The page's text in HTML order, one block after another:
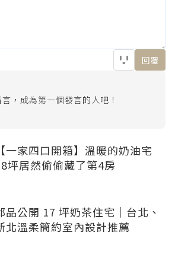
回覆
，成為第一個發言的人吧！
【一家四口開箱】溫暖的奶油宅
坪居然偷偷藏了第4房
品公開 17 坪奶茶住宅｜台北、
北溫柔簡約室內設計推薦